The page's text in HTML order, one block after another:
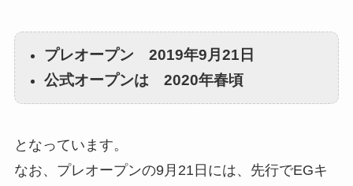
プレオープン 2019年9月21日
公式オープンは 2020年春頃
となっています。
なお、プレオープンの9月21日には、先行でEGキ